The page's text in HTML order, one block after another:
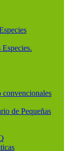
convencionales
de Pequeñas